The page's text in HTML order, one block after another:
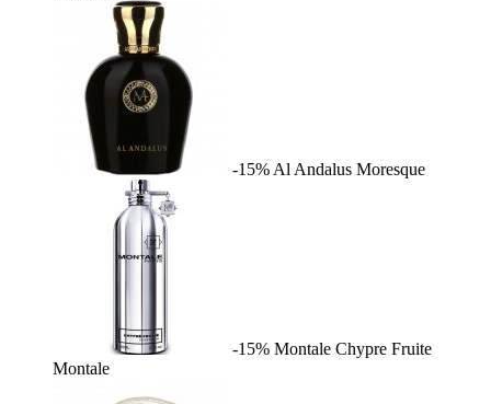
-15% Al Andalus Moresque
-15% Montale Chypre Fruite
Montale